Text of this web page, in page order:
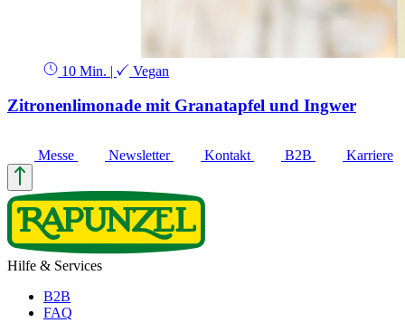
10 Min. | Vegan
Zitronenlimonade mit Granatapfel und Ingwer
Messe Newsletter Kontakt B2B Karriere
Hilfe & Services
B2B
FAQ